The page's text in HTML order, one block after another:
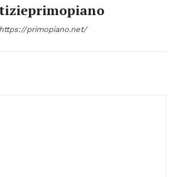
https://primopiano.net/